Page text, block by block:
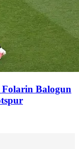
Balogun